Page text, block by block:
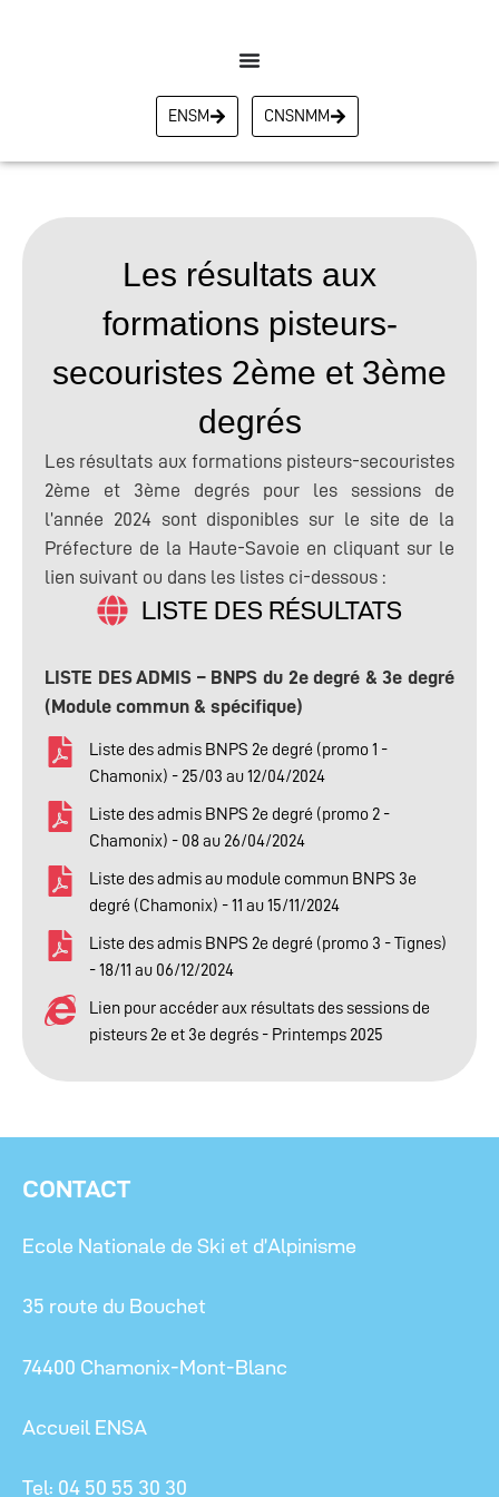
ENSM CNSNMM
Les résultats aux
formations pisteurs-
secouristes 2ème et 3ème
degrés
Les résultats aux formations pisteurs-secouristes
2ème et 3ème degrés pour les sessions de
l’année 2024 sont disponibles sur le site de la
Préfecture de la Haute-Savoie en cliquant sur le
lien suivant ou dans les listes ci-dessous :
LISTE DES RÉSULTATS
LISTE DES ADMIS – BNPS du 2e degré & 3e degré
(Module commun & spécifique)
Liste des admis BNPS 2e degré (promo 1 -
Chamonix) - 25/03 au 12/04/2024
Liste des admis BNPS 2e degré (promo 2 -
Chamonix) - 08 au 26/04/2024
Liste des admis au module commun BNPS 3e
degré (Chamonix) - 11 au 15/11/2024
Liste des admis BNPS 2e degré (promo 3 - Tignes)
- 18/11 au 06/12/2024
Lien pour accéder aux résultats des sessions de
pisteurs 2e et 3e degrés - Printemps 2025
CONTACT
Ecole Nationale de Ski et d’Alpinisme
35 route du Bouchet
74400 Chamonix-Mont-Blanc
Accueil ENSA
Tel: 04 50 55 30 30